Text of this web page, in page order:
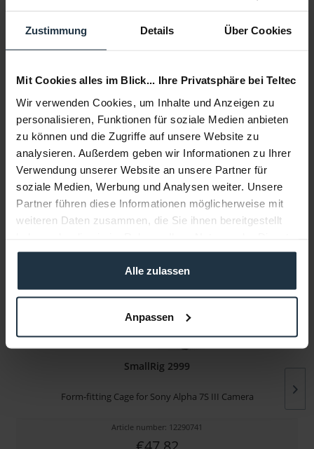
Zustimmung Details Über Cookies
Mit Cookies alles im Blick... Ihre Privatsphäre bei Teltec
Wir verwenden Cookies, um Inhalte und Anzeigen zu
personalisieren, Funktionen für soziale Medien anbieten
zu können und die Zugriffe auf unsere Website zu
analysieren. Außerdem geben wir Informationen zu Ihrer
Verwendung unserer Website an unsere Partner für
soziale Medien, Werbung und Analysen weiter. Unsere
Partner führen diese Informationen möglicherweise mit
weiteren Daten zusammen, die Sie ihnen bereitgestellt
gesammelt haben.
Alle zulassen
Anpassen
Consultation
Media
Manufacturer & Product Safety Information
Folgende Infos zum Hersteller sind verfübar...... more
SmallRig 2999
Form-fitting Cage for Sony Alpha 7S III Camera
Article number: 12290741